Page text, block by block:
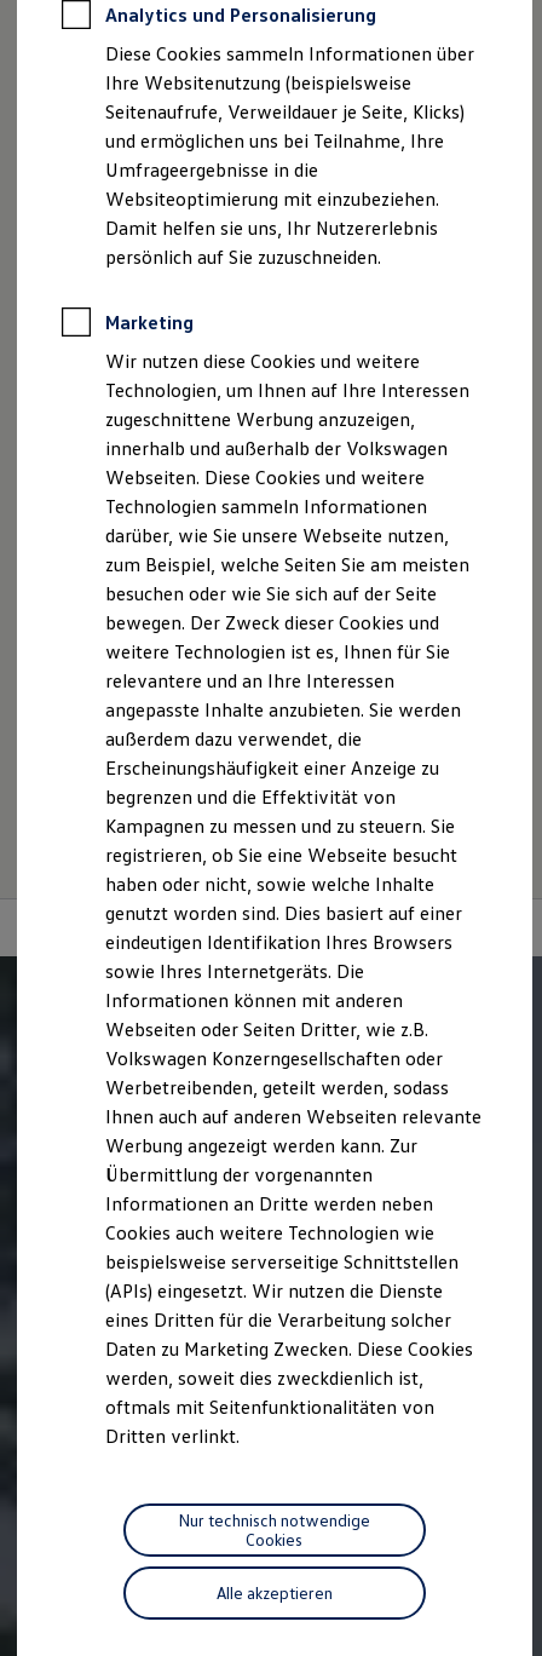
Professional Class bei Volkswagen
Behörden
Direktkunden
Sonderfahrzeuge
Anpfiff zum Gewinn
Elektromobilität
Elektroautos
ID. Tutorials
Elektrofahrzeugkonzepte
ID. EVERY1
Reichweite
Rekuperation
Laden unterwegs
Laden Zuhause
Ladestationen finden
Ladezeitensimulator
Batterie
Sicherheit
Nachhaltigkeit
Technologie
Kosten und Kauf
Verbrauchskosten
Kaufoptionen
E-Auto-Förderung
Software und Konnektivität
Die ID. Software 6
ID. Software Versionen und Updates
Digitale Extras
Schnittstellen zu Ihrem ID.
Marke und Erlebnis
Volkswagen R und R Experience
R-Modelle
R Experience
Driving Experience
Volkswagen entdecken
Werkbesichtigung
Lifestyle Shop
T-Roc Kollektion
Golf Kollektion
Volkswagen Kollektion
R-Kollektion
GTI Kollektion
Fußball Drop
we drive football
#wedriveproud
Besitzer und Service
myVolkswagen
Software Updates
Service und Ersatzteile
Inspektion und HU/AU
Reparaturen und Checks
Motorenöl und Flüssigkeiten
Räder und Reifen
Pannen- und Unfallhilfe
Economy Service
Volkswagen Teile
Zubehör
Modellspezifisches Zubehör
Individualisieren
Wallbox und Ladekabel
Digitale Extras
Dienste für Ihr Modell finden
Volkswagen Apps, Login und Shop
Handy und Fahrzeug verbinden
Nutzungsbedingungen
Datenschutzerklärungen
Cookie-Richtlinie
Lizenzhinweise Dritter
Angaben zum Digital Services Act (DSA)
EU Data Act
Disclaimer von Volkswagen AG
Die in dieser Darstellung gezeigten Fahrzeuge und
Ausstattungen können in einzelnen Details vom aktuellen
deutschen Lieferprogramm abweichen. Abgebildet sind
teilweise Sonderausstattungen der Fahrzeuge gegen
Mehrpreis.
Bitte beachten Sie auch unseren Konfigurator für eine
Übersicht der aktuell verfügbaren Modelle und Ausstattungen.
Die angegebenen Verbrauchs- und Emissionswerte beziehen
sich nicht auf ein einzelnes Fahrzeug und sind nicht Bestandteil
des Angebots, sondern dienen allein Vergleichszwecken
zwischen den verschiedenen Fahrzeugtypen.
Zusatzausstattungen undZubehör(Anbauteile, Reifenformat
usw.) können relevante Fahrzeugparameter, wie
Rollwiderstand und Aerodynamik verändern und neben
Witterungs- und Verkehrsbedingungen sowie dem
individuellen Fahrverhalten den Kraftstoffverbrauch, den
Stromverbrauch, die CO₂-Emissionen und die
Fahrleistungswerte eines Fahrzeugs beeinflussen.
Analytics und Personalisierung
Diese Cookies sammeln Informationen über
Ihre Websitenutzung (beispielsweise
Seitenaufrufe, Verweildauer je Seite, Klicks)
und ermöglichen uns bei Teilnahme, Ihre
Umfrageergebnisse in die
Websiteoptimierung mit einzubeziehen.
Damit helfen sie uns, Ihr Nutzererlebnis
persönlich auf Sie zuzuschneiden.
Marketing
Wir nutzen diese Cookies und weitere
Technologien, um Ihnen auf Ihre Interessen
zugeschnittene Werbung anzuzeigen,
innerhalb und außerhalb der Volkswagen
Webseiten. Diese Cookies und weitere
Technologien sammeln Informationen
darüber, wie Sie unsere Webseite nutzen,
zum Beispiel, welche Seiten Sie am meisten
besuchen oder wie Sie sich auf der Seite
bewegen. Der Zweck dieser Cookies und
weitere Technologien ist es, Ihnen für Sie
relevantere und an Ihre Interessen
angepasste Inhalte anzubieten. Sie werden
außerdem dazu verwendet, die
Erscheinungshäufigkeit einer Anzeige zu
begrenzen und die Effektivität von
Kampagnen zu messen und zu steuern. Sie
registrieren, ob Sie eine Webseite besucht
haben oder nicht, sowie welche Inhalte
genutzt worden sind. Dies basiert auf einer
eindeutigen Identifikation Ihres Browsers
sowie Ihres Internetgeräts. Die
Informationen können mit anderen
Webseiten oder Seiten Dritter, wie z.B.
Volkswagen Konzerngesellschaften oder
Werbetreibenden, geteilt werden, sodass
Ihnen auch auf anderen Webseiten relevante
Werbung angezeigt werden kann. Zur
Übermittlung der vorgenannten
Informationen an Dritte werden neben
Cookies auch weitere Technologien wie
beispielsweise serverseitige Schnittstellen
(APIs) eingesetzt. Wir nutzen die Dienste
eines Dritten für die Verarbeitung solcher
Daten zu Marketing Zwecken. Diese Cookies
werden, soweit dies zweckdienlich ist,
oftmals mit Seitenfunktionalitäten von
Dritten verlinkt.
Alle akzeptieren
Nur technisch notwendige
Cookies